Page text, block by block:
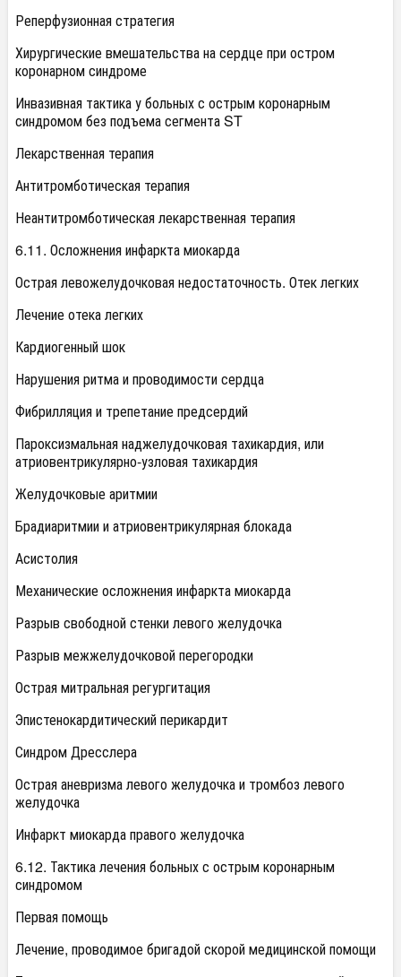
Реперфузионная стратегия
Хирургические вмешательства на сердце при остром
коронарном синдроме
Инвазивная тактика у больных с острым коронарным
синдромом без подъема сегмента ST
Лекарственная терапия
Антитромботическая терапия
Неантитромботическая лекарственная терапия
6.11. Осложнения инфаркта миокарда
Острая левожелудочковая недостаточность. Отек легких
Лечение отека легких
Кардиогенный шок
Нарушения ритма и проводимости сердца
Фибрилляция и трепетание предсердий
Пароксизмальная наджелудочковая тахикардия, или
атриовентрикулярно-узловая тахикардия
Желудочковые аритмии
Брадиаритмии и атриовентрикулярная блокада
Асистолия
Механические осложнения инфаркта миокарда
Разрыв свободной стенки левого желудочка
Разрыв межжелудочковой перегородки
Острая митральная регургитация
Эпистенокардитический перикардит
Синдром Дресслера
Острая аневризма левого желудочка и тромбоз левого
желудочка
Инфаркт миокарда правого желудочка
6.12. Тактика лечения больных с острым коронарным
синдромом
Первая помощь
Лечение, проводимое бригадой скорой медицинской помощи